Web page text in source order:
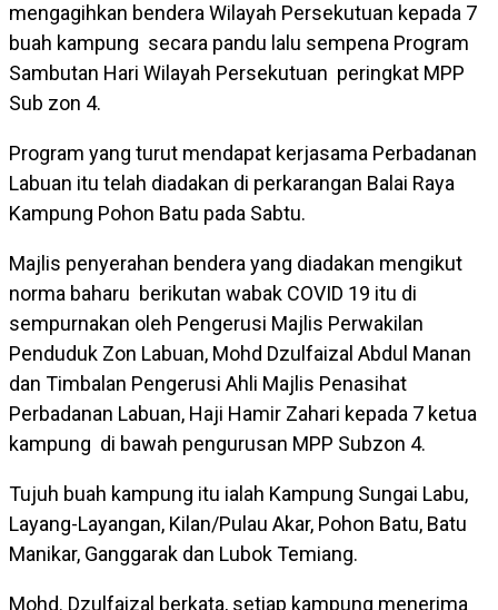
mengagihkan bendera Wilayah Persekutuan kepada 7
buah kampung secara pandu lalu sempena Program
Sambutan Hari Wilayah Persekutuan peringkat MPP
Sub zon 4.
Program yang turut mendapat kerjasama Perbadanan
Labuan itu telah diadakan di perkarangan Balai Raya
Kampung Pohon Batu pada Sabtu.
Majlis penyerahan bendera yang diadakan mengikut
norma baharu berikutan wabak COVID 19 itu di
sempurnakan oleh Pengerusi Majlis Perwakilan
Penduduk Zon Labuan, Mohd Dzulfaizal Abdul Manan
dan Timbalan Pengerusi Ahli Majlis Penasihat
Perbadanan Labuan, Haji Hamir Zahari kepada 7 ketua
kampung di bawah pengurusan MPP Subzon 4.
Tujuh buah kampung itu ialah Kampung Sungai Labu,
Layang-Layangan, Kilan/Pulau Akar, Pohon Batu, Batu
Manikar, Ganggarak dan Lubok Temiang.
Mohd. Dzulfaizal berkata, setiap kampung menerima